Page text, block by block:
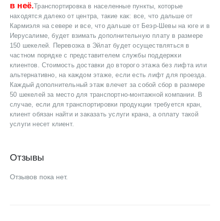
в неё.Транспортировка в населенные пункты, которые
находятся далеко от центра, такие как: все, что дальше от
Кармиэля на севере и все, что дальше от Беэр-Шевы на юге и в
Иерусалиме, будет взимать дополнительную плату в размере
150 шекелей. Перевозка в Эйлат будет осуществляться в
частном порядке с представителем службы поддержки
клиентов. Стоимость доставки до второго этажа без лифта или
альтернативно, на каждом этаже, если есть лифт для проезда.
Каждый дополнительный этаж влечет за собой сбор в размере
50 шекелей за место для транспортно-монтажной компании. В
случае, если для транспортировки продукции требуется кран,
клиент обязан найти и заказать услуги крана, а оплату такой
услуги несет клиент.
Отзывы
Отзывов пока нет.